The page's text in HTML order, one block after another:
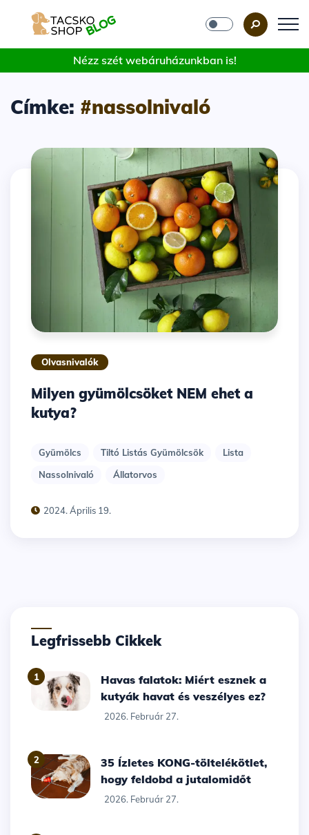
Nézz szét webáruházunkban is!
Címke: #nassolnivaló
Olvasnivalók
Milyen gyümölcsöket NEM ehet a
kutya?
Gyümölcs Tiltó Listás Gyümölcsök
Lista
Nassolnivaló
Állatorvos
2024. Április 19.
Legfrissebb Cikkek
1
Havas falatok: Miért esznek a
kutyák havat és veszélyes ez?
2026. Február 27.
2
35 Ízletes KONG-töltelékötlet,
hogy feldobd a jutalomidőt
2026. Február 27.